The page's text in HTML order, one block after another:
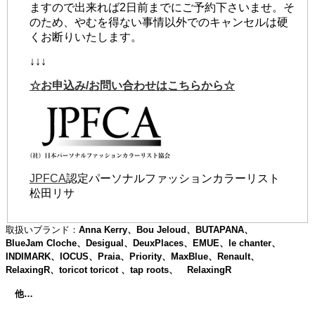
ますので出来れば2日前までにご予約下さいませ。そ
のため、やむを得ない事情以外でのキャンセルは硬
くお断りいたします。
↓↓↓
☆お申込み/お問い合わせはこちらから☆
JPFCA認定パーソナルファッションカラーリスト
松田リサ
取扱いブランド： Anna Kerry、Bou Jeloud、BUTAPANA、
BlueJam Cloche、Desigual、DeuxPlaces、EMUE、le chanter、
INDIMARK、IOCUS、Praia、Priority、MaxBlue、Renault、
RelaxingR、toricot toricot 、tap roots、 RelaxingR
他…